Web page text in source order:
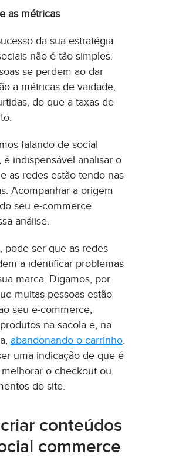
as métricas
da sua estratégia
não é tão simples.
se perdem ao dar
a métricas de vaidade,
do que a taxas de
falando de social
indispensável analisar o
as redes estão tendo nas
Acompanhar a origem
seu e-commerce
análise.
pode ser que as redes
a identificar problemas
marca. Digamos, por
muitas pessoas estão
seu e-commerce,
na sacola e, na
abandonando o carrinho.
uma indicação de que é
o checkout ou
do site.
conteúdos
commerce